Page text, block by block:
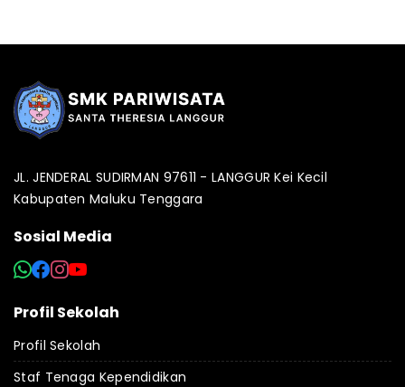
JL. JENDERAL SUDIRMAN 97611 - LANGGUR Kei Kecil
Kabupaten Maluku Tenggara
Sosial Media
Profil Sekolah
Profil Sekolah
Staf Tenaga Kependidikan